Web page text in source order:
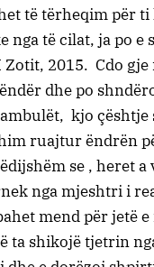
të tërheqim për
të cilat, ja po e
Zotit, 2015. Cdo gje
dhe po
kjo çështje
ruajtur ëndrën
se , heret a
nga mjeshtri i
mend për jetë e
ta shikojë tjetrin